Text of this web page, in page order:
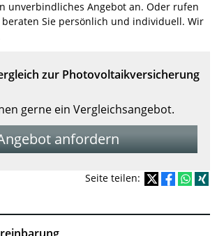
unverbindliches Angebot an. Oder rufen
Sie persönlich und individuell. Wir
zur Photovoltaikversicherung
gerne ein Vergleichsangebot.
anfordern
Seite teilen: